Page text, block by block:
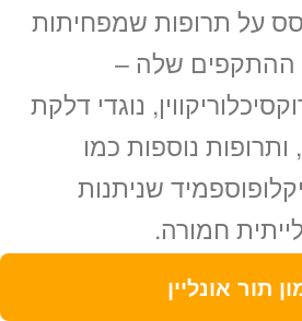
על תרופות שמפחיתות
ההתקפים שלה –
נוגדי דלקת
נוספות כמו
שניתנות
חמורה.
תור אונליין